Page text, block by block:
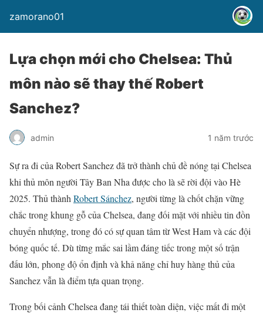
zamorano01
Lựa chọn mới cho Chelsea: Thủ
môn nào sẽ thay thế Robert
Sanchez?
admin 1 năm trước
Sự ra đi của Robert Sanchez đã trở thành chủ đề nóng tại Chelsea
khi thủ môn người Tây Ban Nha được cho là sẽ rời đội vào Hè
2025. Thủ thành Robert Sánchez, người từng là chốt chặn vững
chắc trong khung gỗ của Chelsea, đang đối mặt với nhiều tin đồn
chuyển nhượng, trong đó có sự quan tâm từ West Ham và các đội
bóng quốc tế. Dù từng mắc sai lầm đáng tiếc trong một số trận
đấu lớn, phong độ ổn định và khả năng chỉ huy hàng thủ của
Sanchez vẫn là điểm tựa quan trọng.
Trong bối cảnh Chelsea đang tái thiết toàn diện, việc mất đi một